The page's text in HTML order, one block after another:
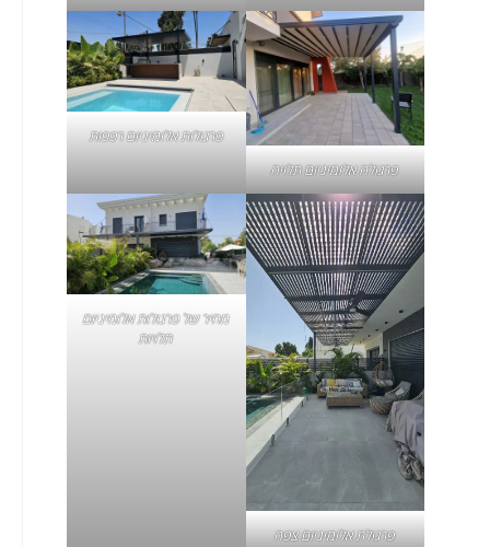
פרגולה אלומיניום תלויה
פרגולות אלומיניום רפפות
פרגולת אלומיניום צפה
מחיר של פרגולות אלומיניום
תלויות